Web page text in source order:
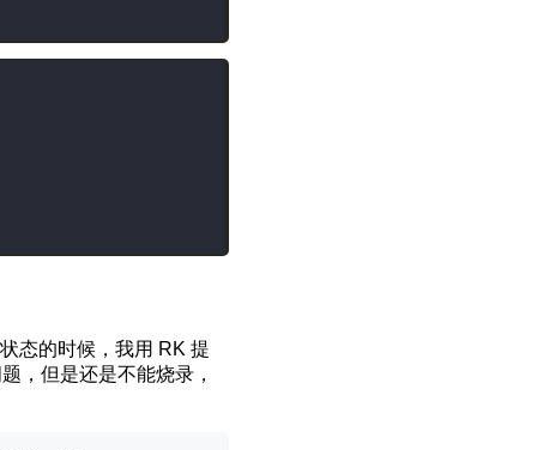
状态的时候，我用 RK 提
，但是还是不能烧录，